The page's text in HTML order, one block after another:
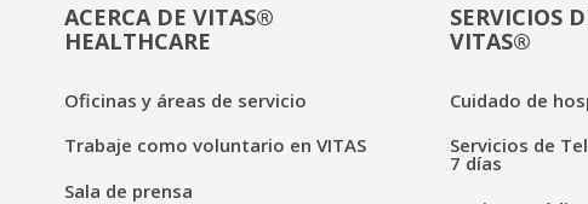
ACERCA DE VITAS®
HEALTHCARE
Oficinas y áreas de servicio
Trabaje como voluntario en VITAS
Sala de prensa
SERVICIOS
VITAS®
Cuidado de
Servicios de
7 días